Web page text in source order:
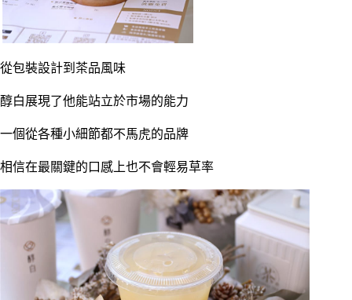
從包裝設計到茶品風味
醇白展現了他能站立於市場的能力
一個從各種小細節都不馬虎的品牌
相信在最關鍵的口感上也不會輕易草率